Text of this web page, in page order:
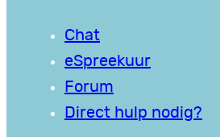
Chat
eSpreekuur
Forum
Direct hulp nodig?